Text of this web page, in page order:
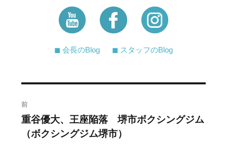
◼︎ 会長のBlog ◼︎ スタッフのBlog
稿
ナ
前
過
去
重谷優大、王座陥落 堺市ボクシングジム
（ボクシングジム堺市）